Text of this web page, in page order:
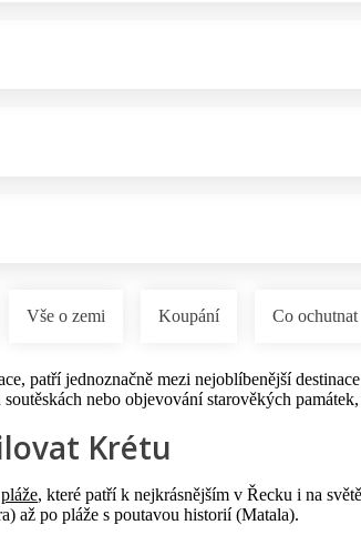
Vše o zemi Koupání Co ochutnat
patří jednoznačně mezi nejoblíbenější
nebo objevování starověkých
Krétu
pláže, které patří k nejkrásnějším v Řecku i na
až po pláže s poutavou historií (Matala).